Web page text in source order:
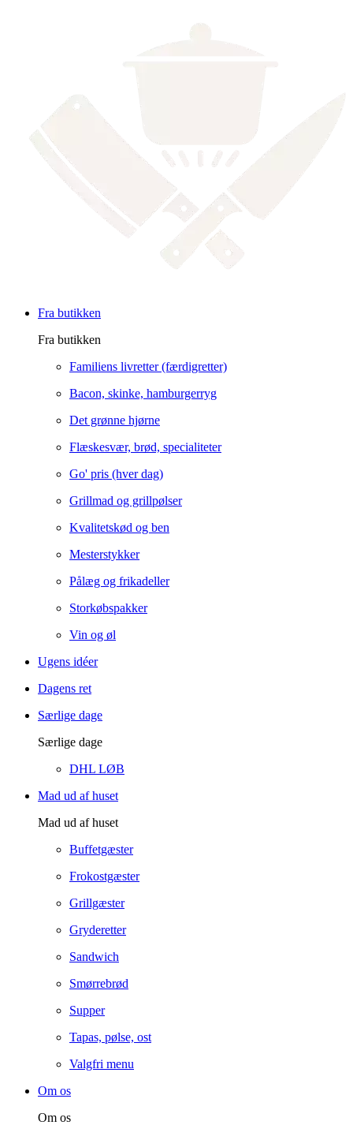
Fra butikken
Fra butikken
Familiens livretter (færdigretter)
Bacon, skinke, hamburgerryg
Det grønne hjørne
Flæskesvær, brød, specialiteter
Go' pris (hver dag)
Grillmad og grillpølser
Kvalitetskød og ben
Mesterstykker
Pålæg og frikadeller
Storkøbspakker
Vin og øl
Ugens idéer
Dagens ret
Særlige dage
Særlige dage
DHL LØB
Mad ud af huset
Mad ud af huset
Buffetgæster
Frokostgæster
Grillgæster
Gryderetter
Sandwich
Smørrebrød
Supper
Tapas, pølse, ost
Valgfri menu
Om os
Om os